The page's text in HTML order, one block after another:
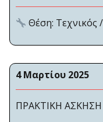
Θέση:
4 Μαρτίου 2025
ΠΡΑΚΤΙΚΗ ΑΣΚΗΣΗ